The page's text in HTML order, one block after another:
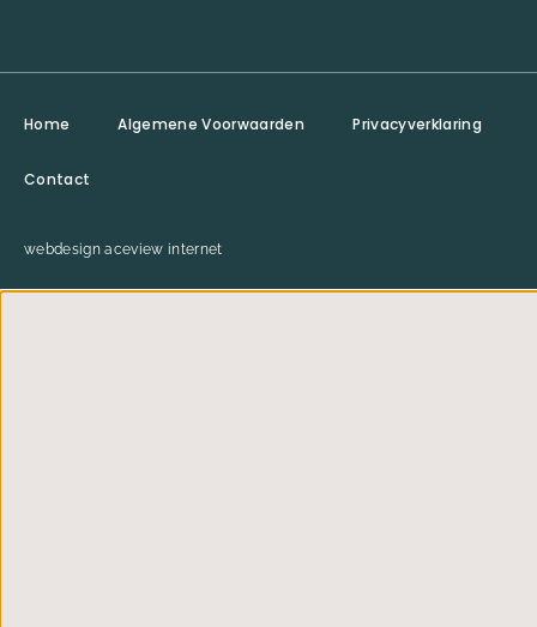
webdesign aceview internet
Home Algemene Voorwaarden Privacyverklaring
Contact